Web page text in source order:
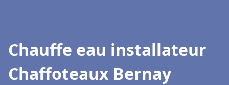
Chauffe eau installateur
Chaffoteaux Bernay